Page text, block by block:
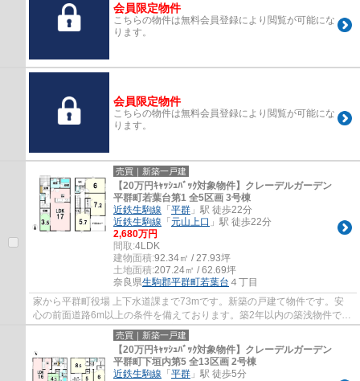
会員限定物件
こちらの物件は無料会員登録により閲覧が可能にな
ります。
会員限定物件
こちらの物件は無料会員登録により閲覧が可能にな
ります。
売買｜新築一戸建
【20万円ｷｬｯｼｭﾊﾞｯｸ対象物件】クレーデルガーデン
平群町若葉台第1 全5区画 3号棟
近鉄生駒線 「 平群 」駅 徒歩22分
近鉄生駒線 「 元山上口 」駅 徒歩22分
2,680万円
間取:4LDK
建物面積:92.34㎡ / 27.93坪
土地面積:207.24㎡ / 62.69坪
奈良県生駒郡平群町若葉台 ４丁目
家から平群町役場 上下水道課まで73mです。新築の戸建て物件です。安
心の前面道路6m以上の条件を備えております。築2年以内の築浅物件で
す。近鉄生駒線平群周辺の不動産購入を検討され...
売買｜新築一戸建
【20万円ｷｬｯｼｭﾊﾞｯｸ対象物件】クレーデルガーデン
平群町下垣内第5 全13区画 2号棟
近鉄生駒線 「 平群 」駅 徒歩5分